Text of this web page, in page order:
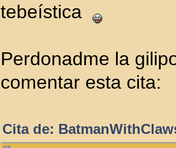
tebeística
Perdonadme la
comentar esta cita:
Cita de: